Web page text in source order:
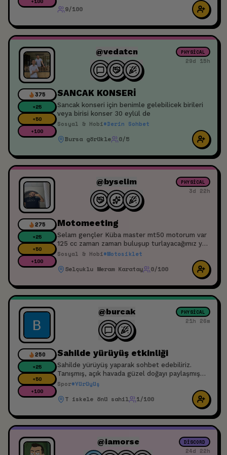
9/100
375
+25
+50
+100
@vedatcn PHYSICAL
29d 15h
SANCAK KONSERİ
Sancak konseri için benimle gelebilicek birileri
veya birisi konser 30 eylül de
Sosyal & Hobi#Derin Sohbet
Bursa görükle 0/5
275
+25
+50
+100
@byselim PHYSICAL
3d 22h
Motomeeting
Selam gençler Küba master mt50 motorum var
125 cc zaman zaman buluşup turlayacağımız yeri
geldiğinde ilçe veya şehir dışına gideceğimiz bir
Sosyal & Hobi#Motosiklet
Selçuklu Meram Karatay 0/100
250
+25
+50
+100
@burcak PHYSICAL
21h 26m
Sahilde yürüyüş etkinliği
Sahilde yürüyüş yaparak sohbet edebiliriz.
Tanışmış, açık havada güzel doğayı paylaşmış
oluruz.
Spor#Yürüyüş
T iskele önü sahil 1/100
@iamorse DISCORD
24d 22h